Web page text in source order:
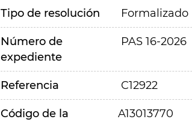
Tipo de resolución Formalizado
Número de
expediente
PAS 16-2026
Referencia C12922
Código de la
A13013770